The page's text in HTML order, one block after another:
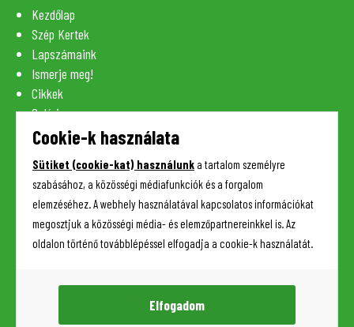
Kezdőlap
Szép Kertek
Lapszámaink
Ismerje meg!
Cikkek
Galéria
Szaknévsor
Kapcsolat
HASZNOS INFORMÁCIÓK
Impresszum
Sütik (cookie-k) kezelése
Cookie-k használata
Sütiket (cookie-kat) használunk a tartalom személyre
szabásához, a közösségi médiafunkciók és a forgalom
elemzéséhez. A webhely használatával kapcsolatos információkat
megosztjuk a közösségi média- és elemzőpartnereinkkel is. Az
oldalon történő továbblépéssel elfogadja a cookie-k használatát.
Elfogadom